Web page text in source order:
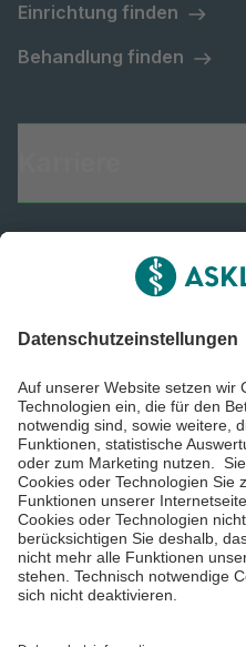
Einrichtung finden
Behandlung finden
Informiert bleiben
Impressum
Datenschutzinformationen
Barrierefreiheit